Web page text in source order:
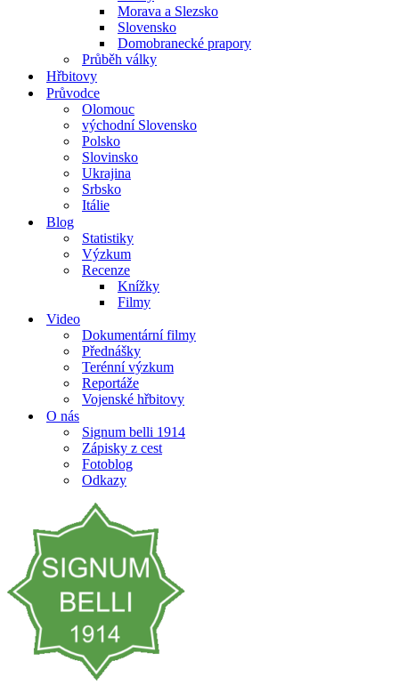
Morava a Slezsko
Slovensko
Domobranecké prapory
Průběh války
Hřbitovy
Průvodce
Olomouc
východní Slovensko
Polsko
Slovinsko
Ukrajina
Srbsko
Itálie
Blog
Statistiky
Výzkum
Recenze
Knížky
Filmy
Video
Dokumentární filmy
Přednášky
Terénní výzkum
Reportáže
Vojenské hřbitovy
O nás
Signum belli 1914
Zápisky z cest
Fotoblog
Odkazy